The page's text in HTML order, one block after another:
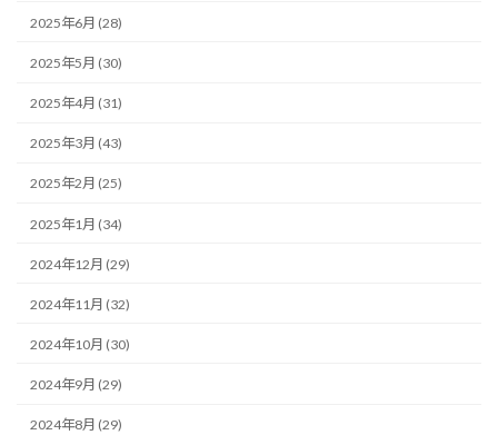
2025年6月 (28)
2025年5月 (30)
2025年4月 (31)
2025年3月 (43)
2025年2月 (25)
2025年1月 (34)
2024年12月 (29)
2024年11月 (32)
2024年10月 (30)
2024年9月 (29)
2024年8月 (29)